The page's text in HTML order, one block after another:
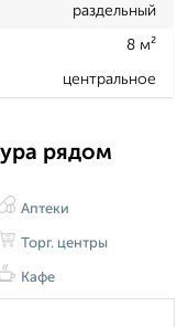
раздельный
8 м²
центральное
рядом
Аптеки
Торг. центры
Кафе